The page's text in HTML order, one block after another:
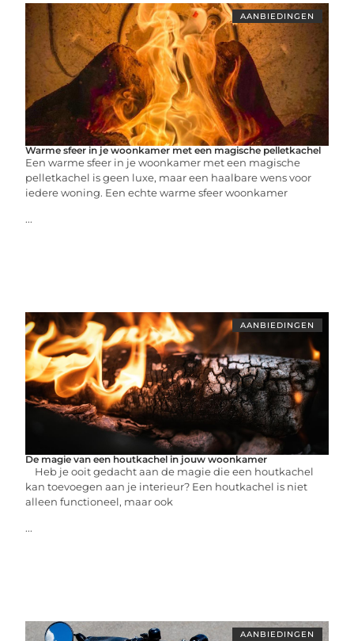
AANBIEDINGEN
Warme sfeer in je woonkamer met een magische pelletkachel
Een warme sfeer in je woonkamer met een magische
pelletkachel is geen luxe, maar een haalbare wens voor
iedere woning. Een echte warme sfeer woonkamer
...
AANBIEDINGEN
De magie van een houtkachel in jouw woonkamer
Heb je ooit gedacht aan de magie die een houtkachel
kan toevoegen aan je interieur? Een houtkachel is niet
alleen functioneel, maar ook
...
AANBIEDINGEN